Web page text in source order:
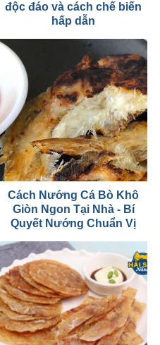
độc đáo và cách chế biến
hấp dẫn
Cách Nướng Cá Bò Khô
Giòn Ngon Tại Nhà - Bí
Quyết Nướng Chuẩn Vị